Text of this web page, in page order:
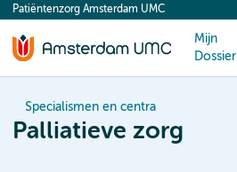
content
Patiëntenzorg Amsterdam UMC
Mijn
Dossier
Specialismen en centra
Palliatieve zorg